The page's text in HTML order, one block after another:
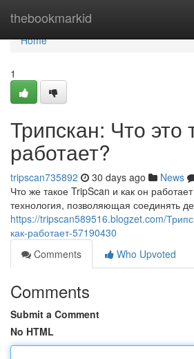
thebookmarkid
Home
Home
1
Трипскан: Что это
работает?
tripscan735892 30 days ago News
Что же такое TripScan и как он
технология, позволяющая соединять
https://tripscan589516.blogzet.com/
как-работает-57190430
Comments
Who Upvoted
Comments
Submit a Comment
No HTML